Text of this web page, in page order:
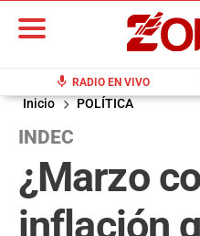
mic RADIO EN VIVO
Inicio POLÍTICA
INDEC
¿Marzo
inflación